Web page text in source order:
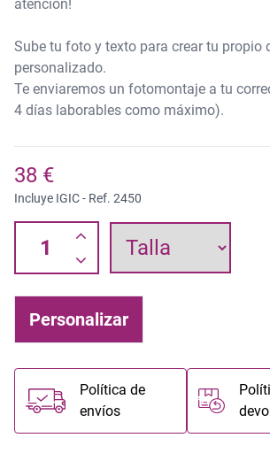
atención!
Sube tu foto y texto para crear tu propio
personalizado.
Te enviaremos un fotomontaje a tu
4 días laborables como máximo).
38 €
Incluye IGIC - Ref. 2450
Personalizar
Política de
envíos